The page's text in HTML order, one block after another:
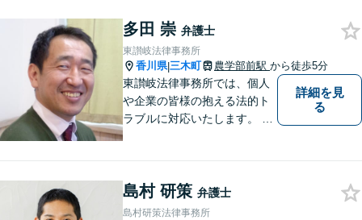
い！
多田 崇 弁護士
東讃岐法律事務所
香川県|三木町 農学部前駅 から徒歩5分
東讃岐法律事務所では、個人
や企業の皆様の抱える法的ト
ラブルに対応いたします。 高
詳細を見
る
島村 研策 弁護士
島村研策法律事務所